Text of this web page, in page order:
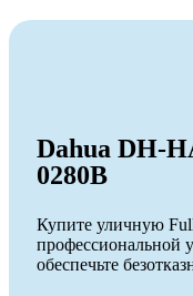
Dahua DH-
0280B
Купите уличную
профессиональной
обеспечьте